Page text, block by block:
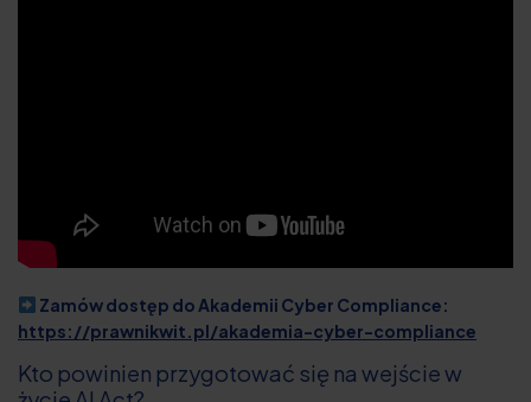
Zamów dostęp do Akademii Cyber Compliance:
https://prawnikwit.pl/akademia-cyber-compliance
Kto powinien przygotować się na wejście w